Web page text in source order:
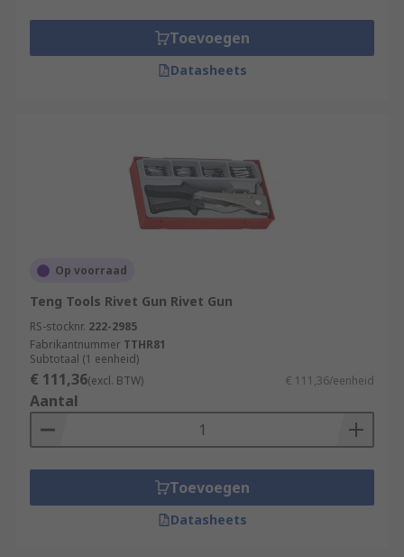
Toevoegen
Datasheets
Op voorraad
Teng Tools Rivet Gun Rivet Gun
RS-stocknr. 222-2985
Fabrikantnummer TTHR81
Subtotaal (1 eenheid)
€ 111,36(excl. BTW) € 111,36/eenheid
Aantal
Toevoegen
Datasheets